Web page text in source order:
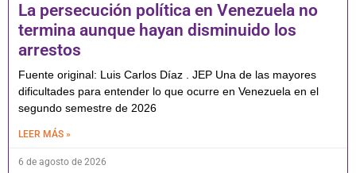
La persecución política en Venezuela no
termina aunque hayan disminuido los
arrestos
Fuente original: Luis Carlos Díaz . JEP Una de las mayores
dificultades para entender lo que ocurre en Venezuela en el
segundo semestre de 2026
LEER MÁS »
6 de agosto de 2026